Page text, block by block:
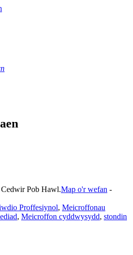
Pob Hawl.Map o'r wefan -
Proffesiynol, Meicroffonau
, Meicroffon cyddwysydd, stondin